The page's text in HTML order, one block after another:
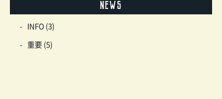
news
INFO (3)
重要 (5)